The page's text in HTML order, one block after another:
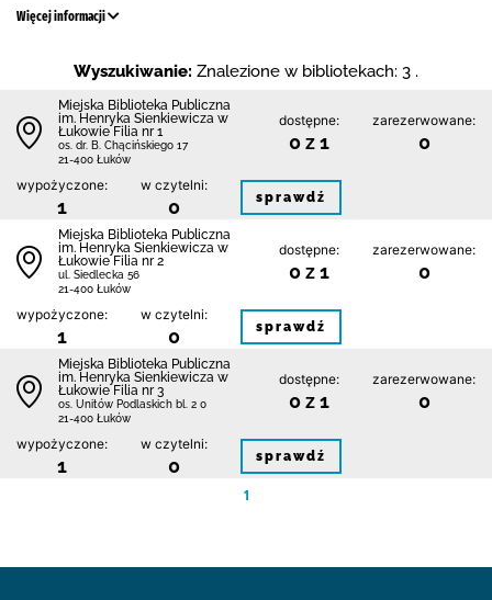
Więcej informacji
Wyszukiwanie: Znalezione w bibliotekach: 3 .
Miejska Biblioteka Publiczna
im. Henryka Sienkiewicza w
Łukowie Filia nr 1
os. dr. B. Chącińskiego 17
21-400 Łuków
dostępne:
0 z 1
zarezerwowane:
0
wypożyczone:
1
w czytelni:
0 sprawdź
Miejska Biblioteka Publiczna
im. Henryka Sienkiewicza w
Łukowie Filia nr 2
ul. Siedlecka 56
21-400 Łuków
dostępne:
0 z 1
zarezerwowane:
0
wypożyczone:
1
w czytelni:
0 sprawdź
Miejska Biblioteka Publiczna
im. Henryka Sienkiewicza w
Łukowie Filia nr 3
os. Unitów Podlaskich bl. 2 0
21-400 Łuków
dostępne:
0 z 1
zarezerwowane:
0
wypożyczone:
1
w czytelni:
0 sprawdź
1